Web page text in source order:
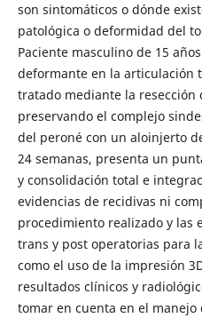
son sintomáticos o dónde
patológica o deformidad del
Paciente masculino de 15
deformante en la articulación
tratado mediante la
preservando el complejo
del peroné con un aloinjerto
24 semanas, presenta un
y consolidación total e
evidencias de recidivas ni
procedimiento realizado y las
trans y post operatorias para
como el uso de la impresión
resultados clínicos y
tomar en cuenta en el manejo